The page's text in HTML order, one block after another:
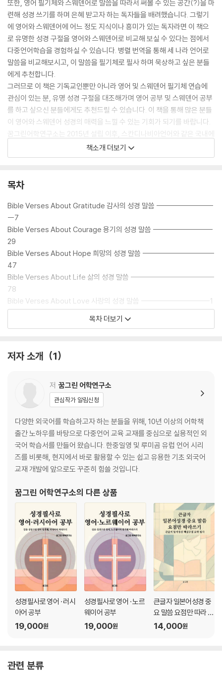
또한, 영어 필기체와 스웨덴어로 말씀을 따라서 써볼 수 있는 공간(?)을 마
련해 성경 쓰기를 하며 은혜 받고자 하는 독자들을 배려했습니다. 그렇기
에 영어와 스웨덴어에 어느 정도 지식이나 흥미가 있는 독자라면 이 책으
로 유명한 성경 구절을 영어와 스웨덴어로 비교해 보실 수 있다는 점에서
다중언어학습을 경험하실 수 있습니다. 병렬 번역을 통해 세 나라 언어로
말씀을 비교해보시고, 이 말씀을 필기체로 필사 하며 묵상하고 싶은 분들
에게 추천합니다.
그러므로 이 책은 기독교인뿐만 아니라 영어 및 스웨덴어 필기체 연습에
관심이 있는 분, 유명 성경 구절을 대조해가며 영어 공부 및 스웨덴어 공부
를 하고 싶으신 분들에게도 추천드릴 수 있습니다. 이 책을 통해 많은 분들
이 영어와 스웨덴어 성경의 매력을 느낄 수 있는 기회가 되기를 바랍니다.
꿈그린어학연구소는 2015년 설립 이후, 스칸디나비아언어와 같은 국내에
서 보기 드문 언어는 물론, 한·중·일·영 다중언어 교재를 중심으로, 실용적
이고 의미 있는 외국어 학습서를 만들어 왔습니다. 설립 10주년을 맞아 다
히 응원해 주신 모든 분들의 덕분입니다. 감사합니다.
책소개 더보기
목차
Bible Verses About Gratitude 감사의 성경 말씀 -------------------
--7
Bible Verses About Courage 용기의 성경 말씀 --------------------
29
Bible Verses About Hope 희망의 성경 말씀 ------------------------
47
Bible Verses About Life 삶의 성경 말씀 ----------------------------
78
Bible Verses About Love 사랑의 성경 말씀 -----------------------1
10
Bible Verses About Redemption 구원의 성경 말씀 --------------1
54
Bible Verses About Wisdom 지혜의 성경 말씀 -------------------2
목차 더보기
저자 소개 1
저 꿈그린 어학연구소
관심작가 알림신청
다양한 외국어를 학습하고자 하는 분들을 위해, 10년 이상의 어학책
출간 노하우를 바탕으로 다중언어 교육 교재를 중심으로 실용적인 외
국어 학습서를 만들어 왔습니다. 한중일영 및 루미곰 유럽 언어 시리
즈를 비롯해, 현지에서 바로 활용할 수 있는 쉽고 유용한 기초 외국어
교재 개발에 앞으로도 꾸준히 힘쓸 것입니다.
꿈그린 어학연구소의 다른 상품
성경필사로 영어 · 러시
아어 공부
19,000원
성경필사로 영어 · 노르
웨이어 공부
19,000원
큰글자 일본어성경 중
요 말씀 요점만 따라 쓰
기
14,000원
관련 분류